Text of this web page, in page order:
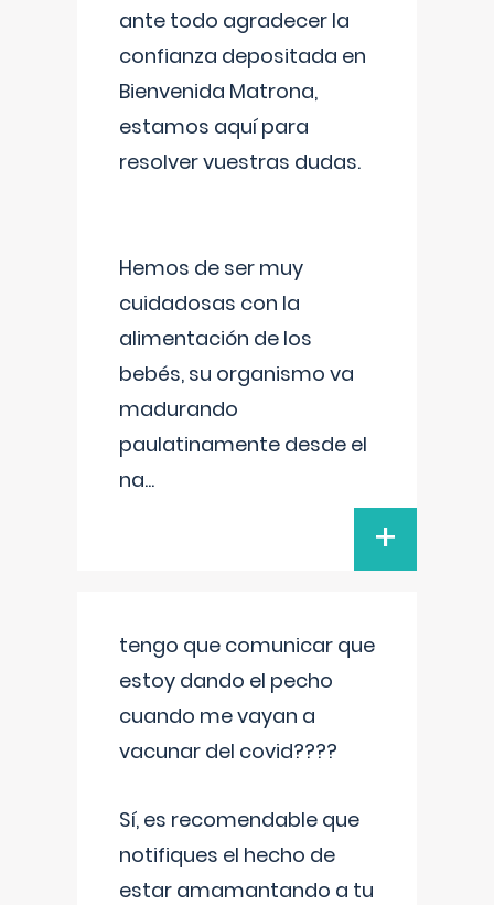
ante todo agradecer la
confianza depositada en
Bienvenida Matrona,
estamos aquí para
resolver vuestras dudas.
Hemos de ser muy
cuidadosas con la
alimentación de los
bebés, su organismo va
madurando
paulatinamente desde el
na...
+
tengo que comunicar que
estoy dando el pecho
cuando me vayan a
vacunar del covid????
Sí, es recomendable que
notifiques el hecho de
estar amamantando a tu